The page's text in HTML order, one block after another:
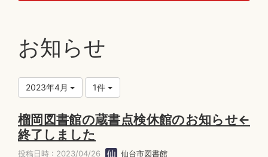
お知らせ
2023年4月 1件
榴岡図書館の蔵書点検休館のお知らせ←
終了しました
投稿日時 : 2023/04/26 仙台市図書館